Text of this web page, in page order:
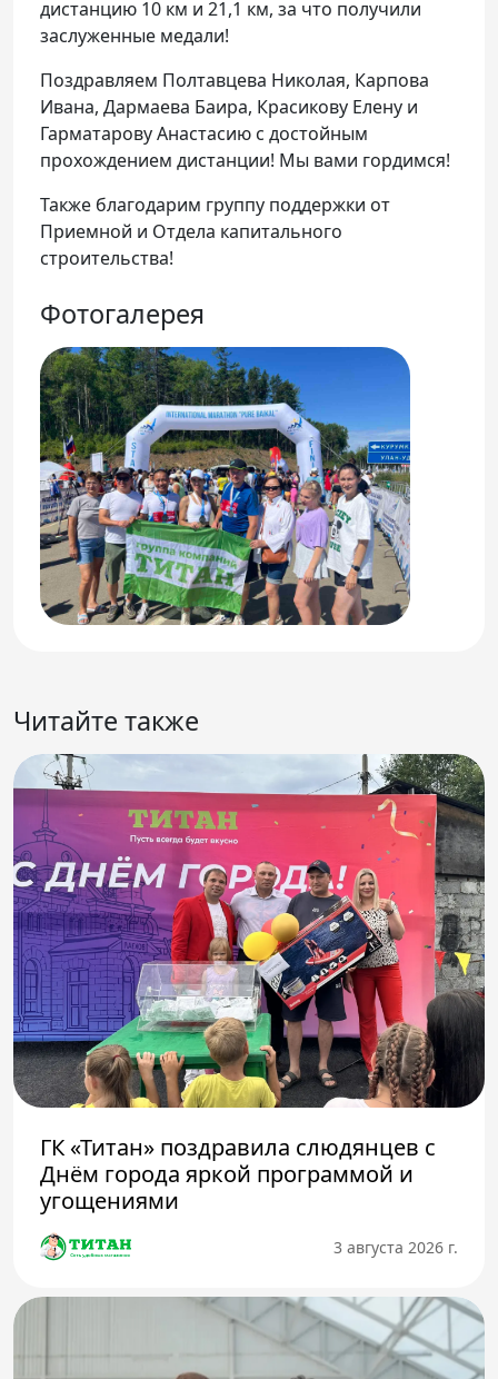
дистанцию 10 км и 21,1 км, за что получили
заслуженные медали!
Поздравляем Полтавцева Николая, Карпова
Ивана, Дармаева Баира, Красикову Елену и
Гарматарову Анастасию с достойным
прохождением дистанции! Мы вами гордимся!
Также благодарим группу поддержки от
Приемной и Отдела капитального
строительства!
Фотогалерея
Читайте также
ГК «Титан» поздравила слюдянцев с
Днём города яркой программой и
угощениями
3 августа 2026 г.